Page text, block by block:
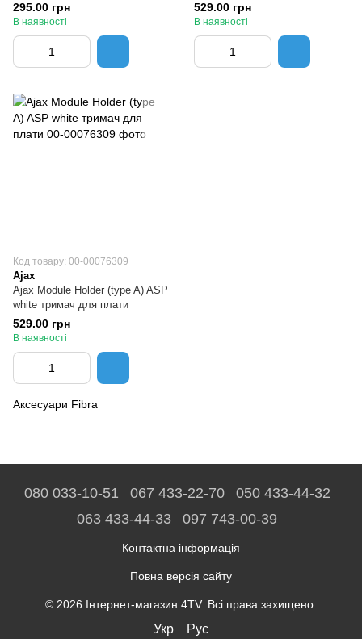
295.00 грн
В наявності
529.00 грн
В наявності
Код товару: 00-00076309
Ajax
Ajax Module Holder (type A) ASP
white тримач для плати
529.00 грн
В наявності
Аксесуари Fibra
080 033-10-51 067 433-22-70
050 433-44-32
063 433-44-33
097 743-00-39
Контактна інформація
Повна версія сайту
© 2026 Інтернет-магазин 4TV. Всі права захищено.
Укр Рус